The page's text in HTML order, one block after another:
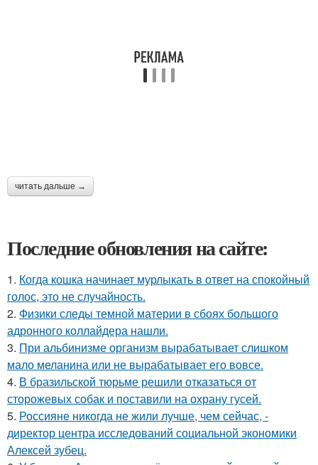
читать дальше →
Последние обновления на сайте:
1. Когда кошка начинает мурлыкать в ответ на спокойный
голос, это не случайность.
2. Физики следы темной материи в сбоях большого
адронного коллайдера нашли.
3. При альбинизме организм вырабатывает слишком
мало меланина или не вырабатывает его вовсе.
4. В бразильской тюрьме решили отказаться от
сторожевых собак и поставили на охрану гусей.
5. Россияне никогда не жили лучше, чем сейчас, -
директор центра исследований социальной экономики
Алексей зубец.